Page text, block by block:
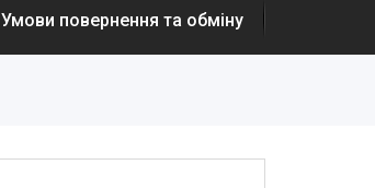
Умови повернення та обміну